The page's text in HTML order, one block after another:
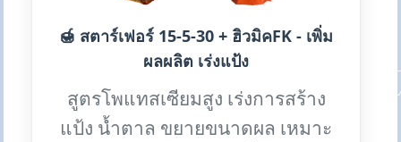
🍯 สตาร์เฟอร์ 15-5-30 + ฮิวมิคFK - เพิ่ม
ผลผลิต เร่งแป้ง
สูตรโพแทสเซียมสูง เร่งการสร้าง
แป้ง น้ำตาล ขยายขนาดผล เหมาะ